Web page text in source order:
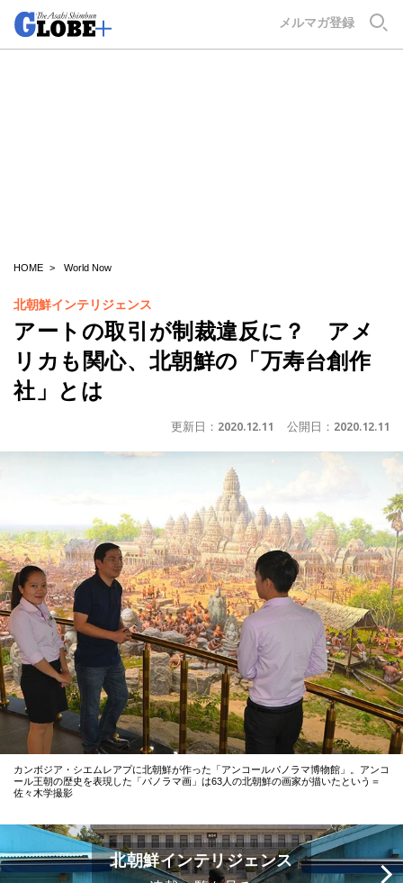
メルマガ登録
HOME World Now
北朝鮮インテリジェンス
アートの取引が制裁違反に？ アメ
リカも関心、北朝鮮の「万寿台創作
社」とは
更新日： 2020.12.11 公開日： 2020.12.11
カンボジア・シエムレアプに北朝鮮が作った「アンコールパノラマ博物館」。アンコ
ール王朝の歴史を表現した「パノラマ画」は63人の北朝鮮の画家が描いたという＝
佐々木学撮影
北朝鮮インテリジェンス